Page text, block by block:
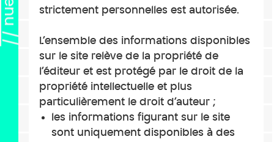
strictement personnelles est autorisée.
L’ensemble des informations disponibles
sur le site relève de la propriété de
l’éditeur et est protégé par le droit de la
propriété intellectuelle et plus
particulièrement le droit d’auteur ;
les informations figurant sur le site
sont uniquement disponibles à des